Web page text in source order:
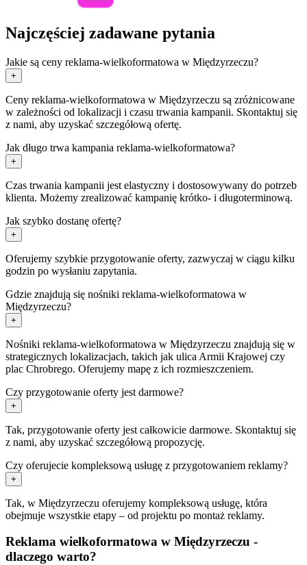
Najczęściej zadawane pytania
Jakie są ceny reklama-wielkoformatowa w Międzyrzeczu?
+
Ceny reklama-wielkoformatowa w Międzyrzeczu są zróżnicowane
w zależności od lokalizacji i czasu trwania kampanii. Skontaktuj się
z nami, aby uzyskać szczegółową ofertę.
Jak długo trwa kampania reklama-wielkoformatowa?
+
Czas trwania kampanii jest elastyczny i dostosowywany do potrzeb
klienta. Możemy zrealizować kampanię krótko- i długoterminową.
Jak szybko dostanę ofertę?
+
Oferujemy szybkie przygotowanie oferty, zazwyczaj w ciągu kilku
godzin po wysłaniu zapytania.
Gdzie znajdują się nośniki reklama-wielkoformatowa w
Międzyrzeczu?
+
Nośniki reklama-wielkoformatowa w Międzyrzeczu znajdują się w
strategicznych lokalizacjach, takich jak ulica Armii Krajowej czy
plac Chrobrego. Oferujemy mapę z ich rozmieszczeniem.
Czy przygotowanie oferty jest darmowe?
+
Tak, przygotowanie oferty jest całkowicie darmowe. Skontaktuj się
z nami, aby uzyskać szczegółową propozycję.
Czy oferujecie kompleksową usługę z przygotowaniem reklamy?
+
Tak, w Międzyrzeczu oferujemy kompleksową usługę, która
obejmuje wszystkie etapy – od projektu po montaż reklamy.
Reklama wielkoformatowa w Międzyrzeczu -
dlaczego warto?